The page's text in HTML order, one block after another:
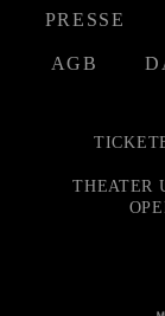
PRESSE
AGB
THEATER